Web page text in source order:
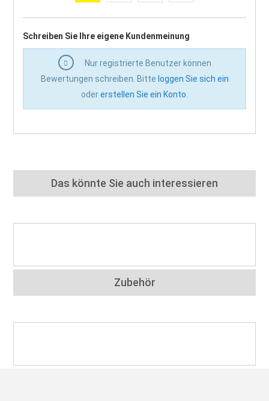
Schreiben Sie Ihre eigene Kundenmeinung
Nur registrierte Benutzer können
Bewertungen schreiben. Bitte loggen Sie sich ein
odererstellen Sie ein Konto.
Das könnte Sie auch interessieren
Zubehör